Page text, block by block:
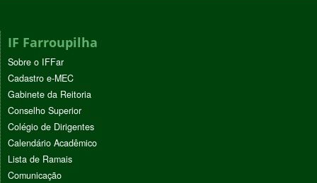
IF Farroupilha
Sobre o IFFar
Cadastro e-MEC
Gabinete da Reitoria
Conselho Superior
Colégio de Dirigentes
Calendário Acadêmico
Lista de Ramais
Comunicação